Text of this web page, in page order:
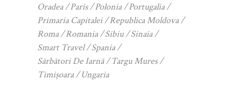
Oradea
Paris Polonia
Portugalia
Primaria Capitalei
Republica Moldova
Roma
Romania Sibiu
Sinaia
Smart Travel
Spania
Sărbători De Iarnă
Targu Mures
Timișoara
Ungaria